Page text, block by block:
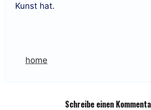
Kunst hat.
home
Schreibe einen